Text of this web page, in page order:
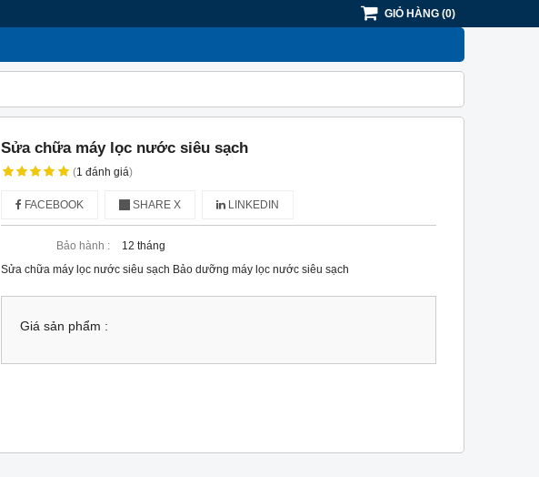
GIỎ HÀNG (0)
Sửa chữa máy lọc nước siêu sạch
(1đánh giá)
FACEBOOK SHARE X LINKEDIN
Bảo hành :
12 tháng
Sửa chữa máy lọc nước siêu sạch Bảo dưỡng máy lọc nước siêu sạch
Giá sản phẩm :